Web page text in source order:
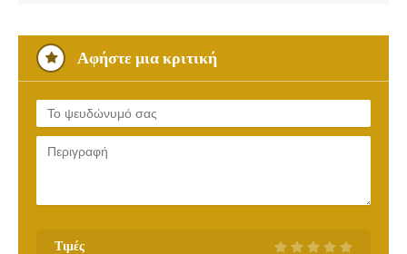
Αφήστε μια κριτική
Τιμές